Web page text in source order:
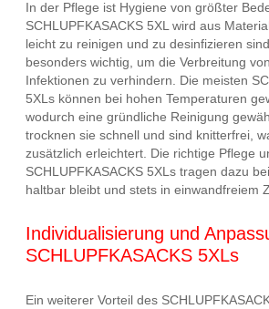
In der Pflege ist Hygiene von größter
SCHLUPFKASACKS 5XL wird aus
leicht zu reinigen und zu desinfizieren
besonders wichtig, um die Verbreitung
Infektionen zu verhindern. Die meisten
5XLs können bei hohen Temperaturen
wodurch eine gründliche Reinigung
trocknen sie schnell und sind knitterfrei,
zusätzlich erleichtert. Die richtige Pflege
SCHLUPFKASACKS 5XLs tragen dazu
haltbar bleibt und stets in einwandfreiem
Individualisierung und
SCHLUPFKASACKS 5XLs
Ein weiterer Vorteil des